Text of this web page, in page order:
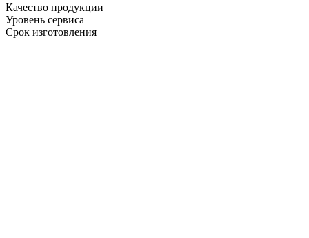
Качество продукции
Уровень сервиса
Срок изготовления